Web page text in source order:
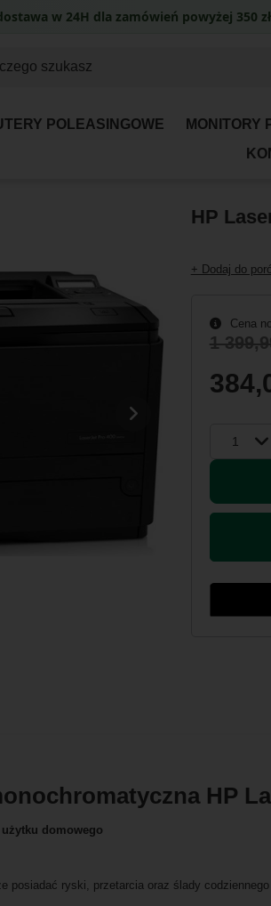
POLEASINGOWE MONITORY
HP
+ Dodaj do
Cena
1
HP
użytku domowego
posiadać ryski, przetarcia oraz ślady
w 24H dla zamówień powyżej 350 zł